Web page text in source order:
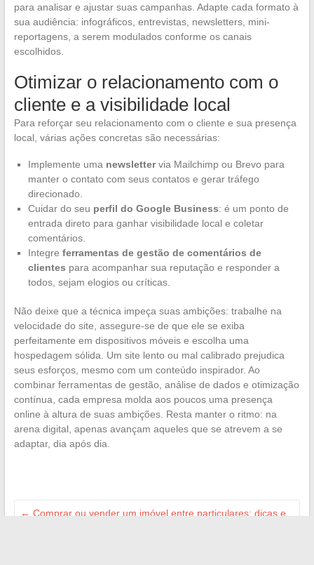
para analisar e ajustar suas campanhas. Adapte cada formato à
sua audiência: infográficos, entrevistas, newsletters, mini-
reportagens, a serem modulados conforme os canais
escolhidos.
Otimizar o relacionamento com o
cliente e a visibilidade local
Para reforçar seu relacionamento com o cliente e sua presença
local, várias ações concretas são necessárias:
Implemente uma newslettervia Mailchimp ou Brevo para
manter o contato com seus contatos e gerar tráfego
direcionado.
Cuidar do seu perfil do Google Business: é um ponto de
entrada direto para ganhar visibilidade local e coletar
comentários.
Integre ferramentas de gestão de comentários de
clientes para acompanhar sua reputação e responder a
todos, sejam elogios ou críticas.
Não deixe que a técnica impeça suas ambições: trabalhe na
velocidade do site, assegure-se de que ele se exiba
perfeitamente em dispositivos móveis e escolha uma
hospedagem sólida. Um site lento ou mal calibrado prejudica
seus esforços, mesmo com um conteúdo inspirador. Ao
combinar ferramentas de gestão, análise de dados e otimização
contínua, cada empresa molda aos poucos uma presença
online à altura de suas ambições. Resta manter o ritmo: na
arena digital, apenas avançam aqueles que se atrevem a se
adaptar, dia após dia.
← Comprar ou vender um imóvel entre particulares: dicas e